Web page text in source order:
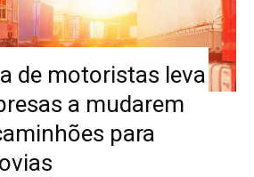
de motoristas leva
a mudarem
para